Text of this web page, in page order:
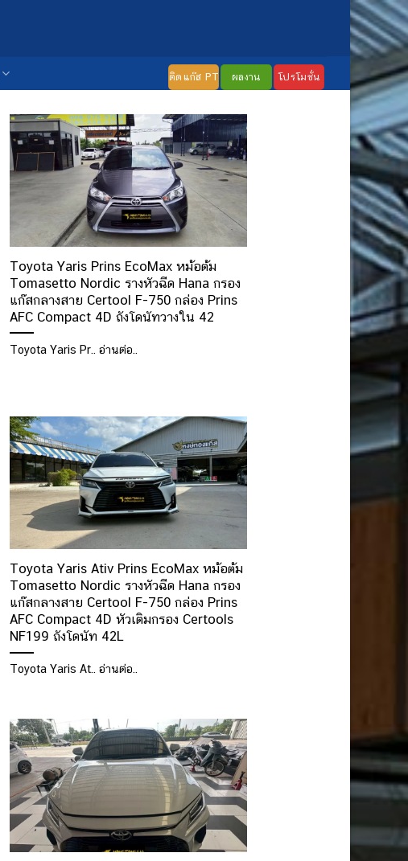
ติดแก๊ส PT ผลงาน โปรโมชั่น
Toyota Yaris Prins EcoMax หม้อต้ม
Tomasetto Nordic รางหัวฉีด Hana กรอง
แก๊สกลางสาย Certool F-750 กล่อง Prins
AFC Compact 4D ถังโดนัทวางใน 42
Toyota Yaris Pr.. อ่านต่อ..
Toyota Yaris Ativ Prins EcoMax หม้อต้ม
Tomasetto Nordic รางหัวฉีด Hana กรอง
แก๊สกลางสาย Certool F-750 กล่อง Prins
AFC Compact 4D หัวเติมกรอง Certools
NF199 ถังโดนัท 42L
Toyota Yaris At.. อ่านต่อ..